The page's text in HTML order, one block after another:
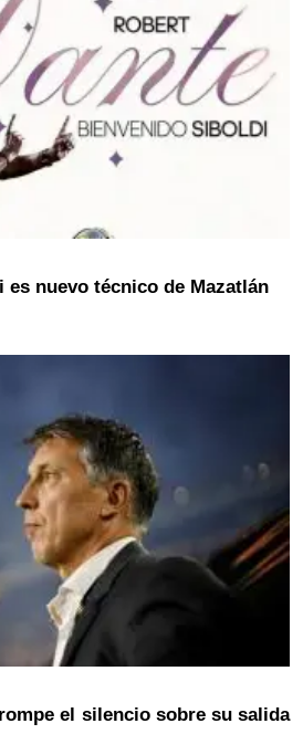
es nuevo técnico de Mazatlán
el silencio sobre su salida